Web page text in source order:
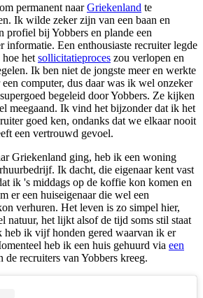
permanent naarGriekenland te
Ik wilde zeker zijn van een baan en
profiel bij Yobbers en plande een
informatie. Een enthousiaste recruiter legde
het sollicitatieproces zou verlopen en
Ik ben niet de jongste meer en werkte
computer, dus daar was ik wel onzeker
begeleid door Yobbers. Ze kijken
meegaand. Ik vind het bijzonder dat ik het
goed ken, ondanks dat we elkaar nooit
een vertrouwd gevoel.
Griekenland ging, heb ik een woning
Ik dacht, die eigenaar kent vast
ik 's middags op de koffie kon komen en
er een huiseigenaar die wel een
verhuren. Het leven is zo simpel hier,
natuur, het lijkt alsof de tijd soms stil staat
heb ik vijf honden gered waarvan ik er
heb ik een huis gehuurd via een
de recruiters van Yobbers kreeg.